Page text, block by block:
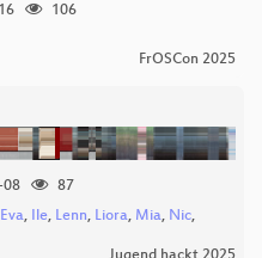
106
FrOSCon 2025
08
87
Eva, Ile, Lenn, Liora, Mia, Nic,